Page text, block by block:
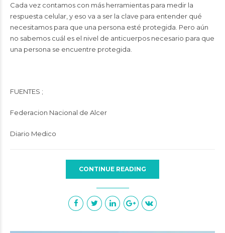
Cada vez contamos con más herramientas para medir la
respuesta celular, y eso va a ser la clave para entender qué
necesitamos para que una persona esté protegida. Pero aún
no sabemos cuál es el nivel de anticuerpos necesario para que
una persona se encuentre protegida.
FUENTES ;
Federacion Nacional de Alcer
Diario Medico
CONTINUE READING